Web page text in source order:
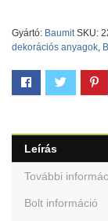
Gyártó: Baumit SKU:
dekorációs anyagok,
Leírás
További
Bolt információ